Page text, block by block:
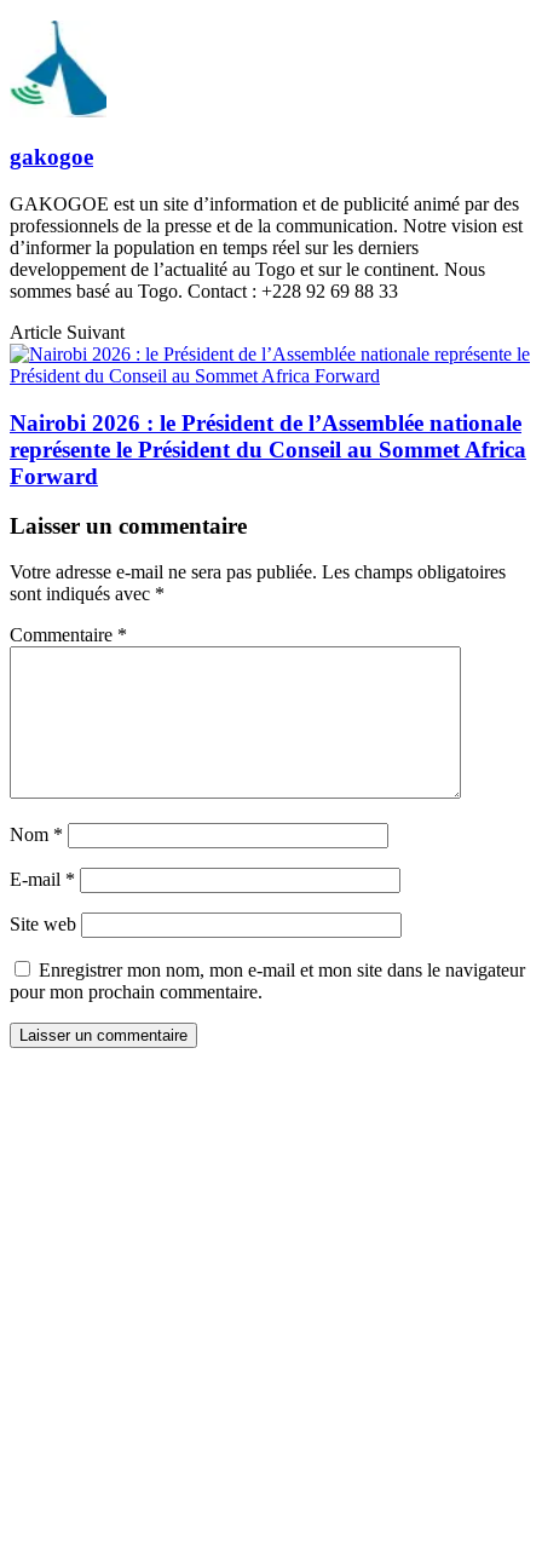
gakogoe
GAKOGOE est un site d’information et de publicité animé par des
professionnels de la presse et de la communication. Notre vision est
d’informer la population en temps réel sur les derniers
developpement de l’actualité au Togo et sur le continent. Nous
sommes basé au Togo. Contact : +228 92 69 88 33
Article Suivant
Nairobi 2026 : le Président de l’Assemblée nationale
représente le Président du Conseil au Sommet Africa
Forward
Laisser un commentaire
Votre adresse e-mail ne sera pas publiée. Les champs obligatoires
sont indiqués avec *
Commentaire *
Nom *
E-mail *
Site web
Enregistrer mon nom, mon e-mail et mon site dans le navigateur
pour mon prochain commentaire.